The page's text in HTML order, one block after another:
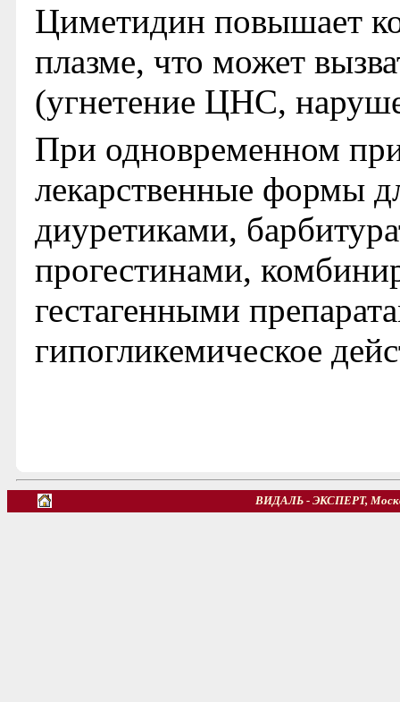
Циметидин повышает
плазме, что может
(угнетение ЦНС,
При одновременном
лекарственные формы
диуретиками,
прогестинами,
гестагенными
гипогликемическое
ВИДАЛЬ - ЭКСПЕРТ,